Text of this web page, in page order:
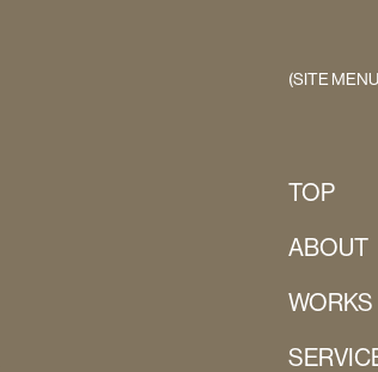
(SITE
TOP
ABOUT
WORKS